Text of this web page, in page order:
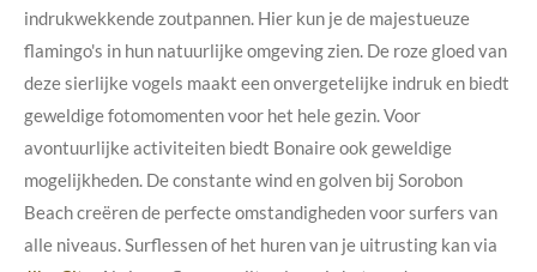
indrukwekkende zoutpannen. Hier kun je de majestueuze
flamingo's in hun natuurlijke omgeving zien. De roze gloed van
deze sierlijke vogels maakt een onvergetelijke indruk en biedt
geweldige fotomomenten voor het hele gezin. Voor
avontuurlijke activiteiten biedt Bonaire ook geweldige
mogelijkheden. De constante wind en golven bij Sorobon
Beach creëren de perfecte omstandigheden voor surfers van
alle niveaus. Surflessen of het huren van je uitrusting kan via